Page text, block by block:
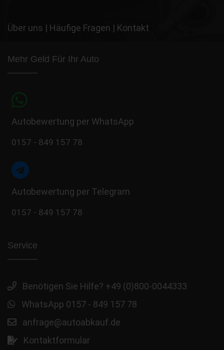
Über uns | Häufige Fragen | Kontakt
Mehr Geld Für Ihr Auto
Autobewertung per WhatsApp
0157 - 849 157 78
Autobewertung per Telegram
0157 - 849 157 78
Service
Benötigen Sie Hilfe? +49 (0)800-0044333
WhatsApp 0157 - 849 157 78
anfrage@autoabkauf.de
Kontaktformular